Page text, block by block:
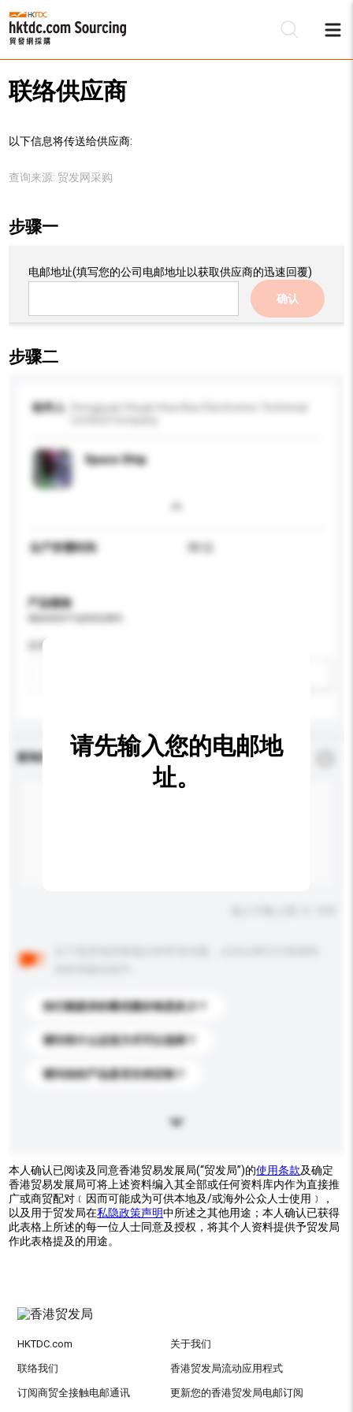
联络供应商
以下信息将传送给供应商:
查询来源: 贸发网采购
步骤一
电邮地址(填写您的公司电邮地址以获取供应商的迅速回覆)
确认
步骤二
收件人
Dongguan Houjie Hua-Bao Electronics Technical
Space Ship
生产所需时间 30 日
产品规格
应用
查询内容 *必须填写
你们能提供的最优惠价格是多少？
请问有什么运送方式可以选择？
请问你的产品是否支持定制？
请先输入您的电邮地
址。
本人确认已阅读及同意香港贸易发展局(“贸发局”)的使用条款及确定
香港贸易发展局可将上述资料编入其全部或任何资料库内作为直接推
广或商贸配对﹝因而可能成为可供本地及/或海外公众人士使用﹞，
以及用于贸发局在私隐政策声明中所述之其他用途；本人确认已获得
此表格上所述的每一位人士同意及授权，将其个人资料提供予贸发局
作此表格提及的用途。
HKTDC.com 关于我们
联络我们 香港贸发局流动应用程式
订阅商贸全接触电邮通讯 更新您的香港贸发局电邮订阅